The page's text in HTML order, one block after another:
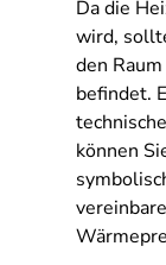
Da die
wird,
den
befindet.
können